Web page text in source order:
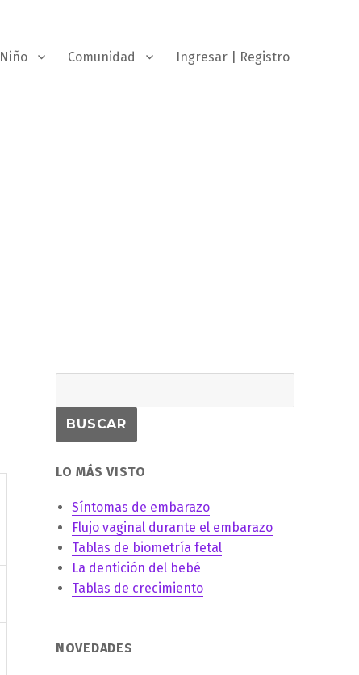
Niño Comunidad Ingresar | Registro
LO MÁS VISTO
Síntomas de embarazo
Flujo vaginal durante el embarazo
Tablas de biometría fetal
La dentición del bebé
Tablas de crecimiento
NOVEDADES